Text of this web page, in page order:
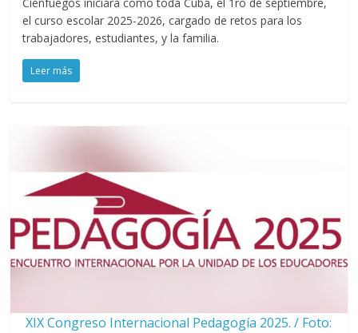
el curso escolar 2025-2026, cargado de retos para los
trabajadores, estudiantes, y la familia.
Leer más
XIX Congreso Internacional Pedagogía 2025. / Foto: